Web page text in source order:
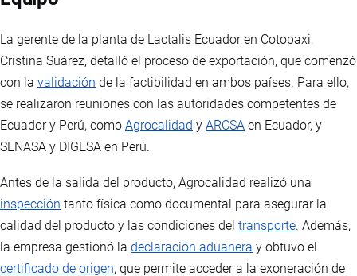
La gerente de la planta de Lactalis Ecuador en Cotopaxi,
Cristina Suárez, detalló el proceso de exportación, que comenzó
con la validación de la factibilidad en ambos países. Para ello,
se realizaron reuniones con las autoridades competentes de
Ecuador y Perú, como Agrocalidad y ARCSA en Ecuador, y
SENASA y DIGESA en Perú.
Antes de la salida del producto, Agrocalidad realizó una
inspección tanto física como documental para asegurar la
calidad del producto y las condiciones del transporte. Además,
la empresa gestionó la declaración aduanera y obtuvo el
certificado de origen, que permite acceder a la exoneración de